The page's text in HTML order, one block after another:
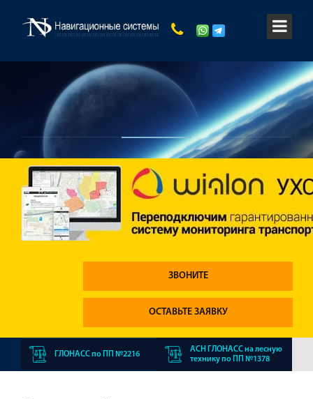
ЗВОНИТЕ
ОСТАВЬТЕ ЗАЯВКУ
ГЛОНАСС по ПП №2216
АСН ГЛОНАСС на лесную
технику по ПП №1378